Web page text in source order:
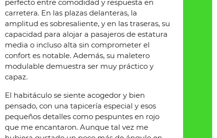
perfecto entre comodidad y respuesta en
carretera. En las plazas delanteras, la
amplitud es sobresaliente, y en las traseras, su
capacidad para alojar a pasajeros de estatura
media o incluso alta sin comprometer el
confort es notable. Además, su maletero
modulable demuestra ser muy práctico y
capaz.
El habitáculo se siente acogedor y bien
pensado, con una tapicería especial y esos
pequeños detalles como pespuntes en rojo
que me encantaron. Aunque tal vez me